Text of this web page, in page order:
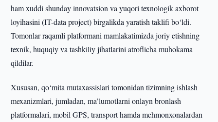
ham xuddi shunday innovatsion va yuqori texnologik axborot
loyihasini (IT-data project) birgalikda yaratish taklifi bo‘ldi.
Tomonlar raqamli platformani mamlakatimizda joriy etishning
texnik, huquqiy va tashkiliy jihatlarini atroflicha muhokama
qildilar.
Xususan, qo‘mita mutaxassislari tomonidan tizimning ishlash
mexanizmlari, jumladan, ma’lumotlarni onlayn bronlash
platformalari, mobil GPS, transport hamda mehmonxonalardan